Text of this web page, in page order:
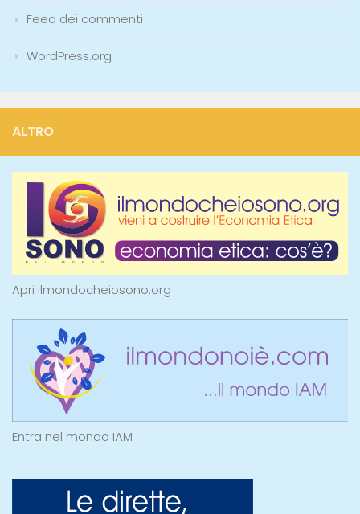
Feed dei commenti
WordPress.org
ALTRO
Apri ilmondocheiosono.org
Entra nel mondo IAM